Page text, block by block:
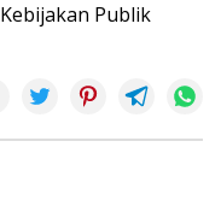
Publik